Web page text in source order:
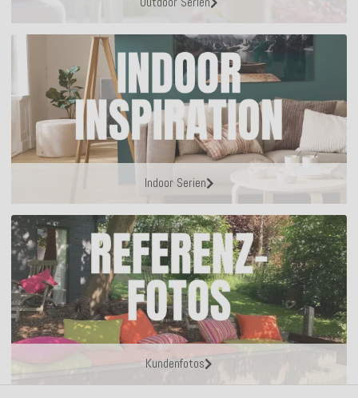
Indoor Serien
Kundenfotos